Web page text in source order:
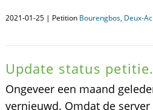
2021-01-25 | Petition Bourengbos, Deux-
Update status
Ongeveer een maand
vernieuwd. Omdat de